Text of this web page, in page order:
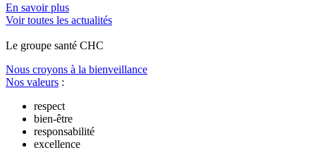
En savoir plus
Voir toutes les actualités
Le groupe santé CHC
Nous croyons à la bienveillance
Nos valeurs :
respect
bien-être
responsabilité
excellence